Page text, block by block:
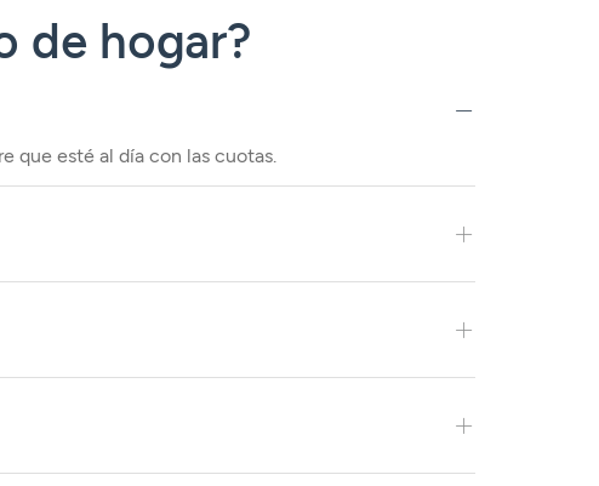
de hogar?
que esté al día con las cuotas.